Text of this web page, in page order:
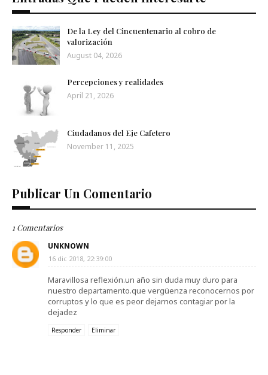
De la Ley del Cincuentenario al cobro de
valorización
August 04, 2026
Percepciones y realidades
April 21, 2026
Ciudadanos del Eje Cafetero
November 11, 2025
Publicar Un Comentario
1 Comentarios
UNKNOWN
16 dic 2018, 22:39:00
Maravillosa reflexión.un año sin duda muy duro para
nuestro departamento.que vergüenza reconocernos por
corruptos y lo que es peor dejarnos contagiar por la
dejadez
Responder Eliminar